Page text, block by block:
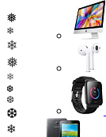
❅
❄
❄
❅
❄
❆
❆
❆
❄